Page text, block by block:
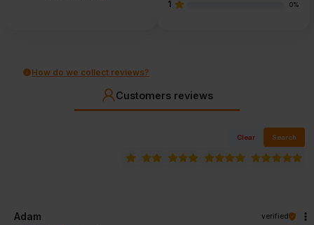
1 0%
How do we collect reviews?
Customers reviews
Clear Search
Adam verified